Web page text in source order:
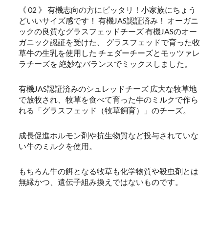
《 02 》 有機志向の方にピッタリ！小家族にちょう
どいいサイズ感です！ 有機JAS認証済み！ オーガニ
ックの良質なグラスフェッドチーズ 有機JASのオー
ガニック認証を受けた、 グラスフェッドで育った牧
草牛の生乳を使用した チェダーチーズとモッツァレ
ラチーズを 絶妙なバランスでミックスしました。
有機JAS認証済みのシュレッドチーズ 広大な牧草地
で放牧され、牧草を食べて育った牛のミルクで作ら
れる「グラスフェッド（牧草飼育）」のチーズ。
成長促進ホルモン剤や抗生物質など投与されていな
い牛のミルクを使用。
もちろん牛の餌となる牧草も化学物質や殺虫剤とは
無縁かつ、遺伝子組み換えではないものです。